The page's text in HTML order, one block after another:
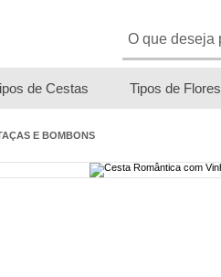
de Cestas Tipos de Flores
E BOMBONS